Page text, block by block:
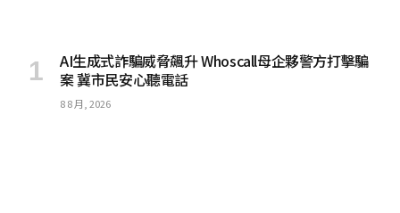
AI生成式詐騙威脅飆升 Whoscall母企夥警方打擊騙
案 冀市民安心聽電話
8 8 月, 2026